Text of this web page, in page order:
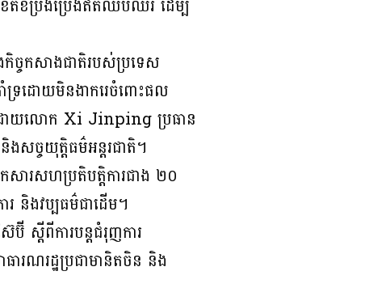
ខិតខំប្រឹងប្រែងឥតឈប់ឈរ ដើម្បី
ចកសាងជាតិរបស់ប្រទេស
រដោយមិនងាករេចំពោះផល
ោយលោក Xi Jinping ប្រធាន
សច្ចយុត្តិធម៌អន្តរជាតិ។
កសារសហប្រតិបត្តិការជាង ២០
និងវប្បធម៌ជាដើម។
ប៊ី ស្តីពីការបន្តជំរុញការ
រណរដ្ឋប្រជាមានិតចិន និង